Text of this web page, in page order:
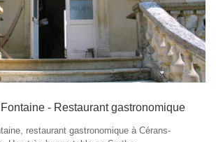
- Restaurant gastronomique
restaurant gastronomique à Cérans-